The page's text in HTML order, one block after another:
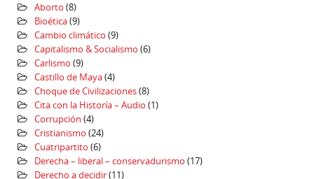
Aborto (8)
Bioética(9)
Cambio climático (9)
Capitalismo & Socialismo (6)
Carlismo (9)
Castillo de Maya(4)
Choque de Civilizaciones(8)
Cita con la Historía – Audio (1)
Corrupción (4)
Cristianismo (24)
Cuatripartito (6)
Derecha – liberal – conservadurismo (17)
Derecho a decidir(11)